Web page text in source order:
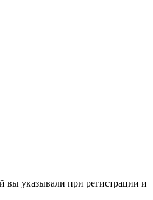
вы указывали при регистрации и